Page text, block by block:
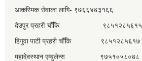
आकस्मिक सेवाका लागि- ९७६६४७३१६६
देउपुर प्रहरी चौँकि ९८५१२८५६१५
हिगुवा पाटी प्रहरी चौँकि ९८५१२८५६१७
महादेवस्थान एम्वुलेन्स ९७५१०५८०७८